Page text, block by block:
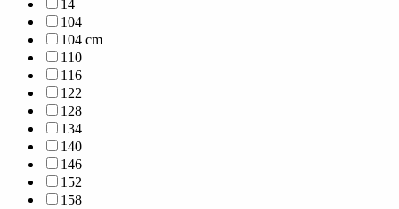
14
104
104 cm
110
116
122
128
134
140
146
152
158